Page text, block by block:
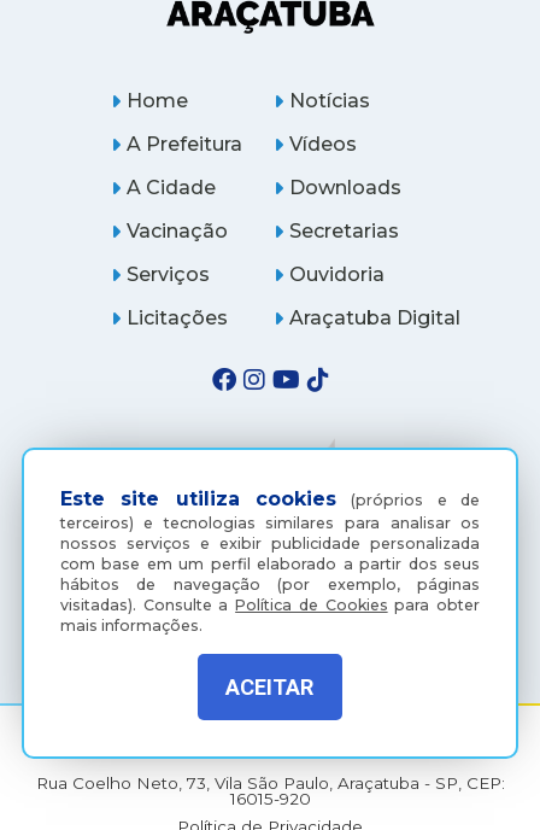
Este site utiliza cookies (próprios e de
terceiros) e tecnologias similares para analisar os
nossos serviços e exibir publicidade personalizada
com base em um perfil elaborado a partir dos seus
hábitos de navegação (por exemplo, páginas
visitadas). Consulte aPolítica de Cookies para obter
mais informações.
ACEITAR
Home
A Prefeitura
A Cidade
Notícias
Vídeos
Downloads
Vacinação
Serviços
Licitações
Secretarias
Ouvidoria
Araçatuba Digital
Rua Coelho Neto, 73, Vila São Paulo, Araçatuba - SP, CEP:
16015-920